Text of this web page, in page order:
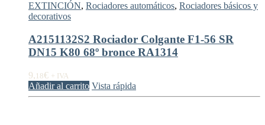
EXTINCIÓN, Rociadores automáticos, Rociadores básicos y
decorativos
A2151132S2 Rociador Colgante F1-56 SR
DN15 K80 68º bronce RA1314
9, 18€ + IVA
Añadir al carrito Vista rápida